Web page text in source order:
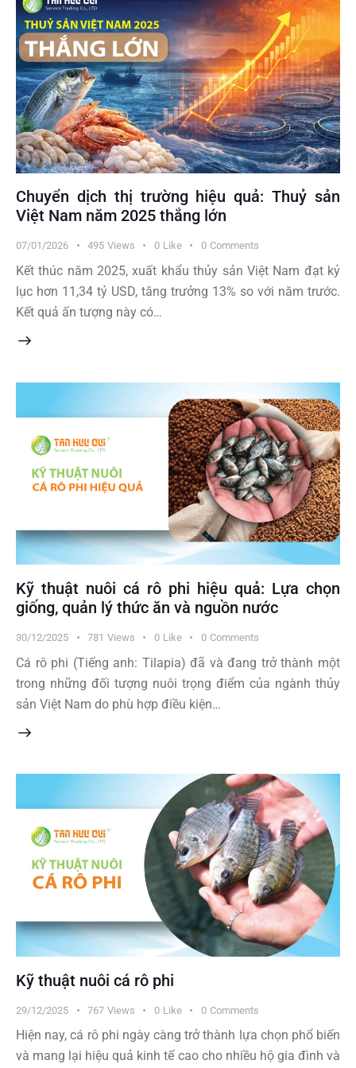
Chuyển dịch thị trường hiệu quả: Thuỷ sản
Việt Nam năm 2025 thắng lớn
07/01/2026 495 Views 0 Like 0 Comments
Kết thúc năm 2025, xuất khẩu thủy sản Việt Nam đạt kỷ
lục hơn 11,34 tỷ USD, tăng trưởng 13% so với năm trước.
Kết quả ấn tượng này có…
Kỹ thuật nuôi cá rô phi hiệu quả: Lựa chọn
giống, quản lý thức ăn và nguồn nước
30/12/2025 781 Views 0 Like 0 Comments
Cá rô phi (Tiếng anh: Tilapia) đã và đang trở thành một
trong những đối tượng nuôi trọng điểm của ngành thủy
sản Việt Nam do phù hợp điều kiện…
Kỹ thuật nuôi cá rô phi
29/12/2025 767 Views 0 Like 0 Comments
Hiện nay, cá rô phi ngày càng trở thành lựa chọn phổ biến
và mang lại hiệu quả kinh tế cao cho nhiều hộ gia đình và